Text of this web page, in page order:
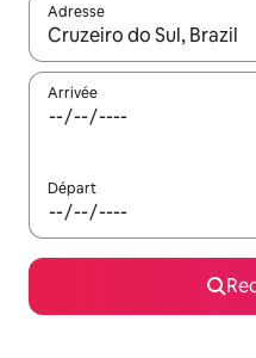
Adresse
Lorsque les résultats
Arrivée
Départ